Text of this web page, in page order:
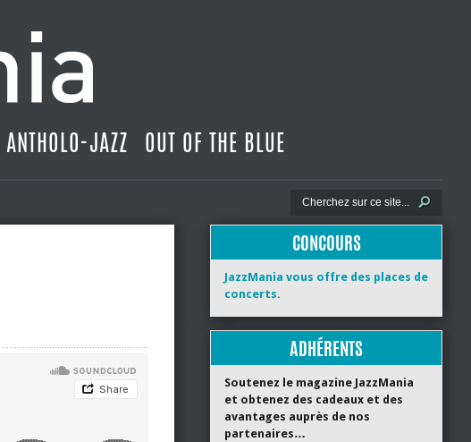
ANTHOLO-JAZZ OUT OF THE BLUE
CONCOURS
JazzMania vous offre des places de
concerts.
ADHÉRENTS
Soutenez le magazine JazzMania
et obtenez des cadeaux et des
avantages auprès de nos
partenaires…